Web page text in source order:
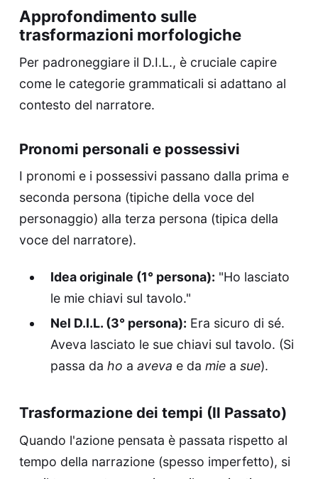
Approfondimento sulle
trasformazioni morfologiche
Per padroneggiare il D.I.L., è cruciale capire
come le categorie grammaticali si adattano al
contesto del narratore.
Pronomi personali e possessivi
I pronomi e i possessivi passano dalla prima e
seconda persona (tipiche della voce del
personaggio) alla terza persona (tipica della
voce del narratore).
Idea originale (1° persona): "Ho lasciato
le mie chiavi sul tavolo."
Nel D.I.L. (3° persona): Era sicuro di sé.
Aveva lasciato le sue chiavi sul tavolo. (Si
passa da ho a aveva e da miea sue).
Trasformazione dei tempi (Il Passato)
Quando l'azione pensata è passata rispetto al
tempo della narrazione (spesso imperfetto), si